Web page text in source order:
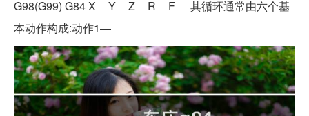
G98(G99) G84 X__Y__Z__R__F__ 其循环通常由六个基
本动作构成:动作1—